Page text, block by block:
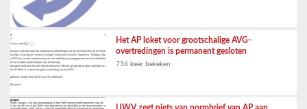
Het AP loket voor grootschalige AVG-
overtredingen is permanent gesloten
736 keer bekeken